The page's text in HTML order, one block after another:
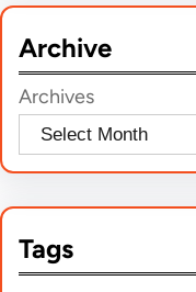
c
h
Archive
Archives
Tags